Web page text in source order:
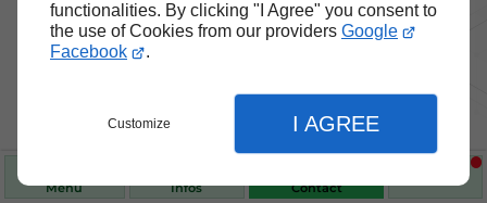
functionalities. By clicking "I Agree" you consent to
the use of Cookies from our providers Google
Facebook
.
Customize I AGREE
Menu Infos Contact
Nos produits de santé et de